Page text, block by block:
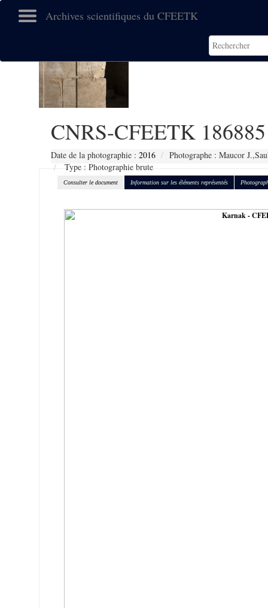
Archives scientifiques du CFEETK
CNRS-CFEETK 186885
Date de la photographie : 2016
Photographe : Maucor
Type : Photographie brute
Consulter le document Information sur les éléments représentés